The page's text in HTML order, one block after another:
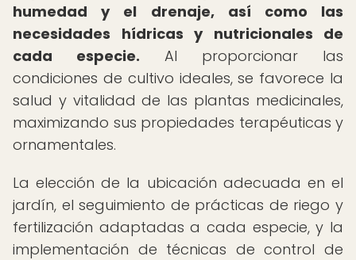
humedad y el drenaje, así como las
necesidades hídricas y nutricionales de
cada especie. Al proporcionar las
condiciones de cultivo ideales, se favorece la
salud y vitalidad de las plantas medicinales,
maximizando sus propiedades terapéuticas y
ornamentales.
La elección de la ubicación adecuada en el
jardín, el seguimiento de prácticas de riego y
fertilización adaptadas a cada especie, y la
implementación de técnicas de control de